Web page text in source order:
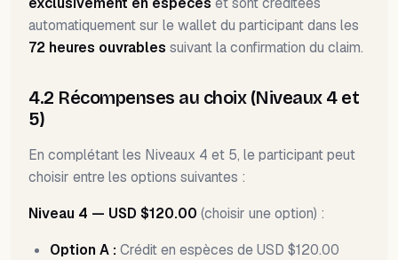
automatiquement sur le wallet du participant dans les
72 heures ouvrables suivant la confirmation du claim.
4.2 Récompenses au choix (Niveaux 4 et
5)
En complétant les Niveaux 4 et 5, le participant peut
choisir entre les options suivantes :
Niveau 4 — USD $120.00 (choisir une option) :
Option A : Crédit en espèces de USD $120.00